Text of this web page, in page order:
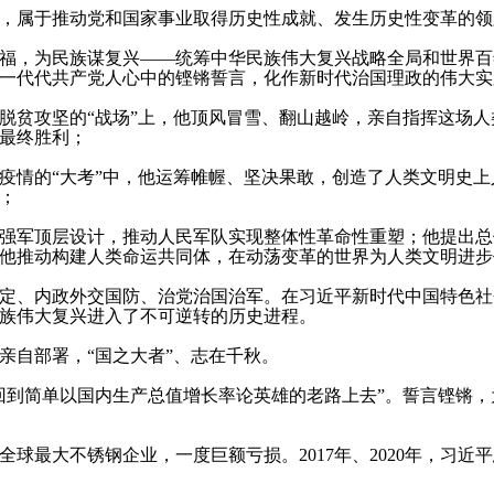
推动党和国家事业取得历史性成就、发生历史性变革的领
为民族谋复兴——统筹中华民族伟大复兴战略全局和世界百
代代共产党人心中的铿锵誓言，化作新时代治国理政的伟大
坚的“战场”上，他顶风冒雪、翻山越岭，亲自指挥这场人
终胜利；
“大考”中，他运筹帷幄、坚决果敢，创造了人类文明史上
层设计，推动人民军队实现整体性革命性重塑；他提出总
推动构建人类命运共同体，在动荡变革的世界为人类文明
政外交国防、治党治国治军。在习近平新时代中国特色社
伟大复兴进入了不可逆转的历史进程。
部署，“国之大者”、志在千秋。
单以国内生产总值增长率论英雄的老路上去”。誓言铿锵，
最大不锈钢企业，一度巨额亏损。 2017年、 2020年，习近